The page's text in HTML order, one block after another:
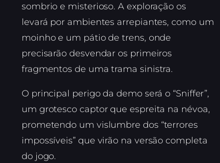
sombrio e misterioso. A exploração os
levará por ambientes arrepiantes, como um
moinho e um pátio de trens, onde
precisarão desvendar os primeiros
fragmentos de uma trama sinistra.
O principal perigo da demo será o “Sniffer”,
um grotesco captor que espreita na névoa,
prometendo um vislumbre dos “terrores
impossíveis” que virão na versão completa
do jogo.